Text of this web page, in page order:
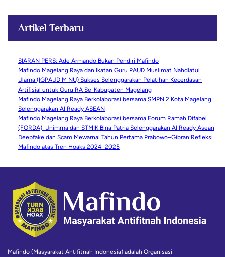
Artikel Terbaru
SIARAN PERS: Ade Armando Bukan Pendiri Mafindo
Mafindo Magelang Raya dan Ikatan Guru PAUD Muslimat Nahdlatul
Ulama (IGPAUD M NU) Sukses Selenggarakan Pelatihan Kecerdasan
Artifisial untuk Guru RA Se-Kabupaten Magelang
Mafindo Magelang Raya Berkolaborasi bersama SMPN 2 Kota Magelang
Selenggarakan AI Ready ASEAN
Mafindo Magelang Raya Berkolaborasi bersama Forum Ramah Difabel
(FORDA) Unimma dan STMIK Bina Patria Selenggarakan AI Ready Asean
Deepfake dan Scam Mewarnai Tahun Pertama Prabowo–Gibran:Refleksi
Mafindo atas Tren Hoaks 2024–2025
Mafindo (Masyarakat Antifitnah Indonesia) adalah Organisasi